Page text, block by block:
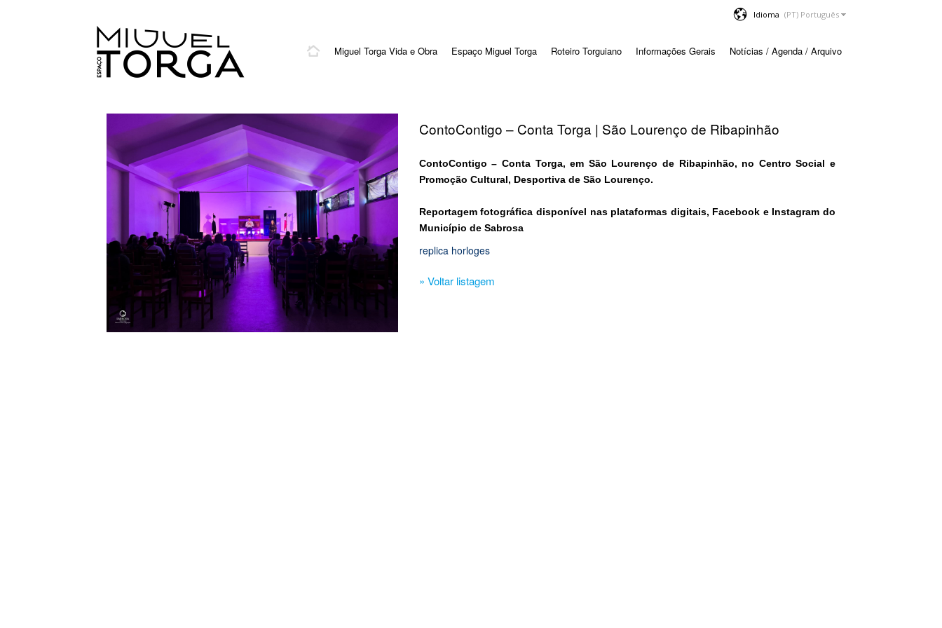
Idioma
Miguel Torga Vida e Obra Espaço Miguel Torga Roteiro Torguiano Informações Gerais Notícias / Agenda / Arquivo
ContoContigo – Conta Torga | São Lourenço de Ribapinhão
ContoContigo – Conta Torga, em São Lourenço de Ribapinhão, no Centro Social e
Promoção Cultural, Desportiva de São Lourenço.
Reportagem fotográfica disponível nas plataformas digitais, Facebook e Instagram do
Município de Sabrosa
replica horloges
» Voltar listagem